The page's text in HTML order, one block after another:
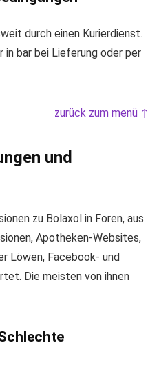
durch einen Kurierdienst.
in bar bei Lieferung oder per
zurück zum menü ↑
und
zu Bolaxol in Foren, aus
Apotheken-Websites,
Löwen, Facebook- und
Die meisten von ihnen